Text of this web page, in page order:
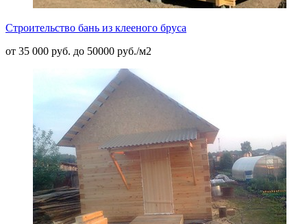
Строительство бань из клееного бруса
от 35 000 руб. до 50000 руб./м2